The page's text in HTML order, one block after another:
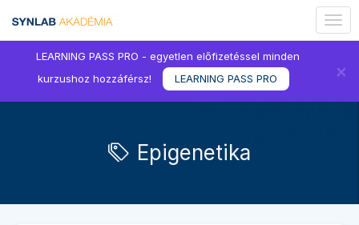
LEARNING PASS PRO - egyetlen előfizetéssel minden
kurzushoz hozzáférsz!
LEARNING PASS PRO ×
Epigenetika